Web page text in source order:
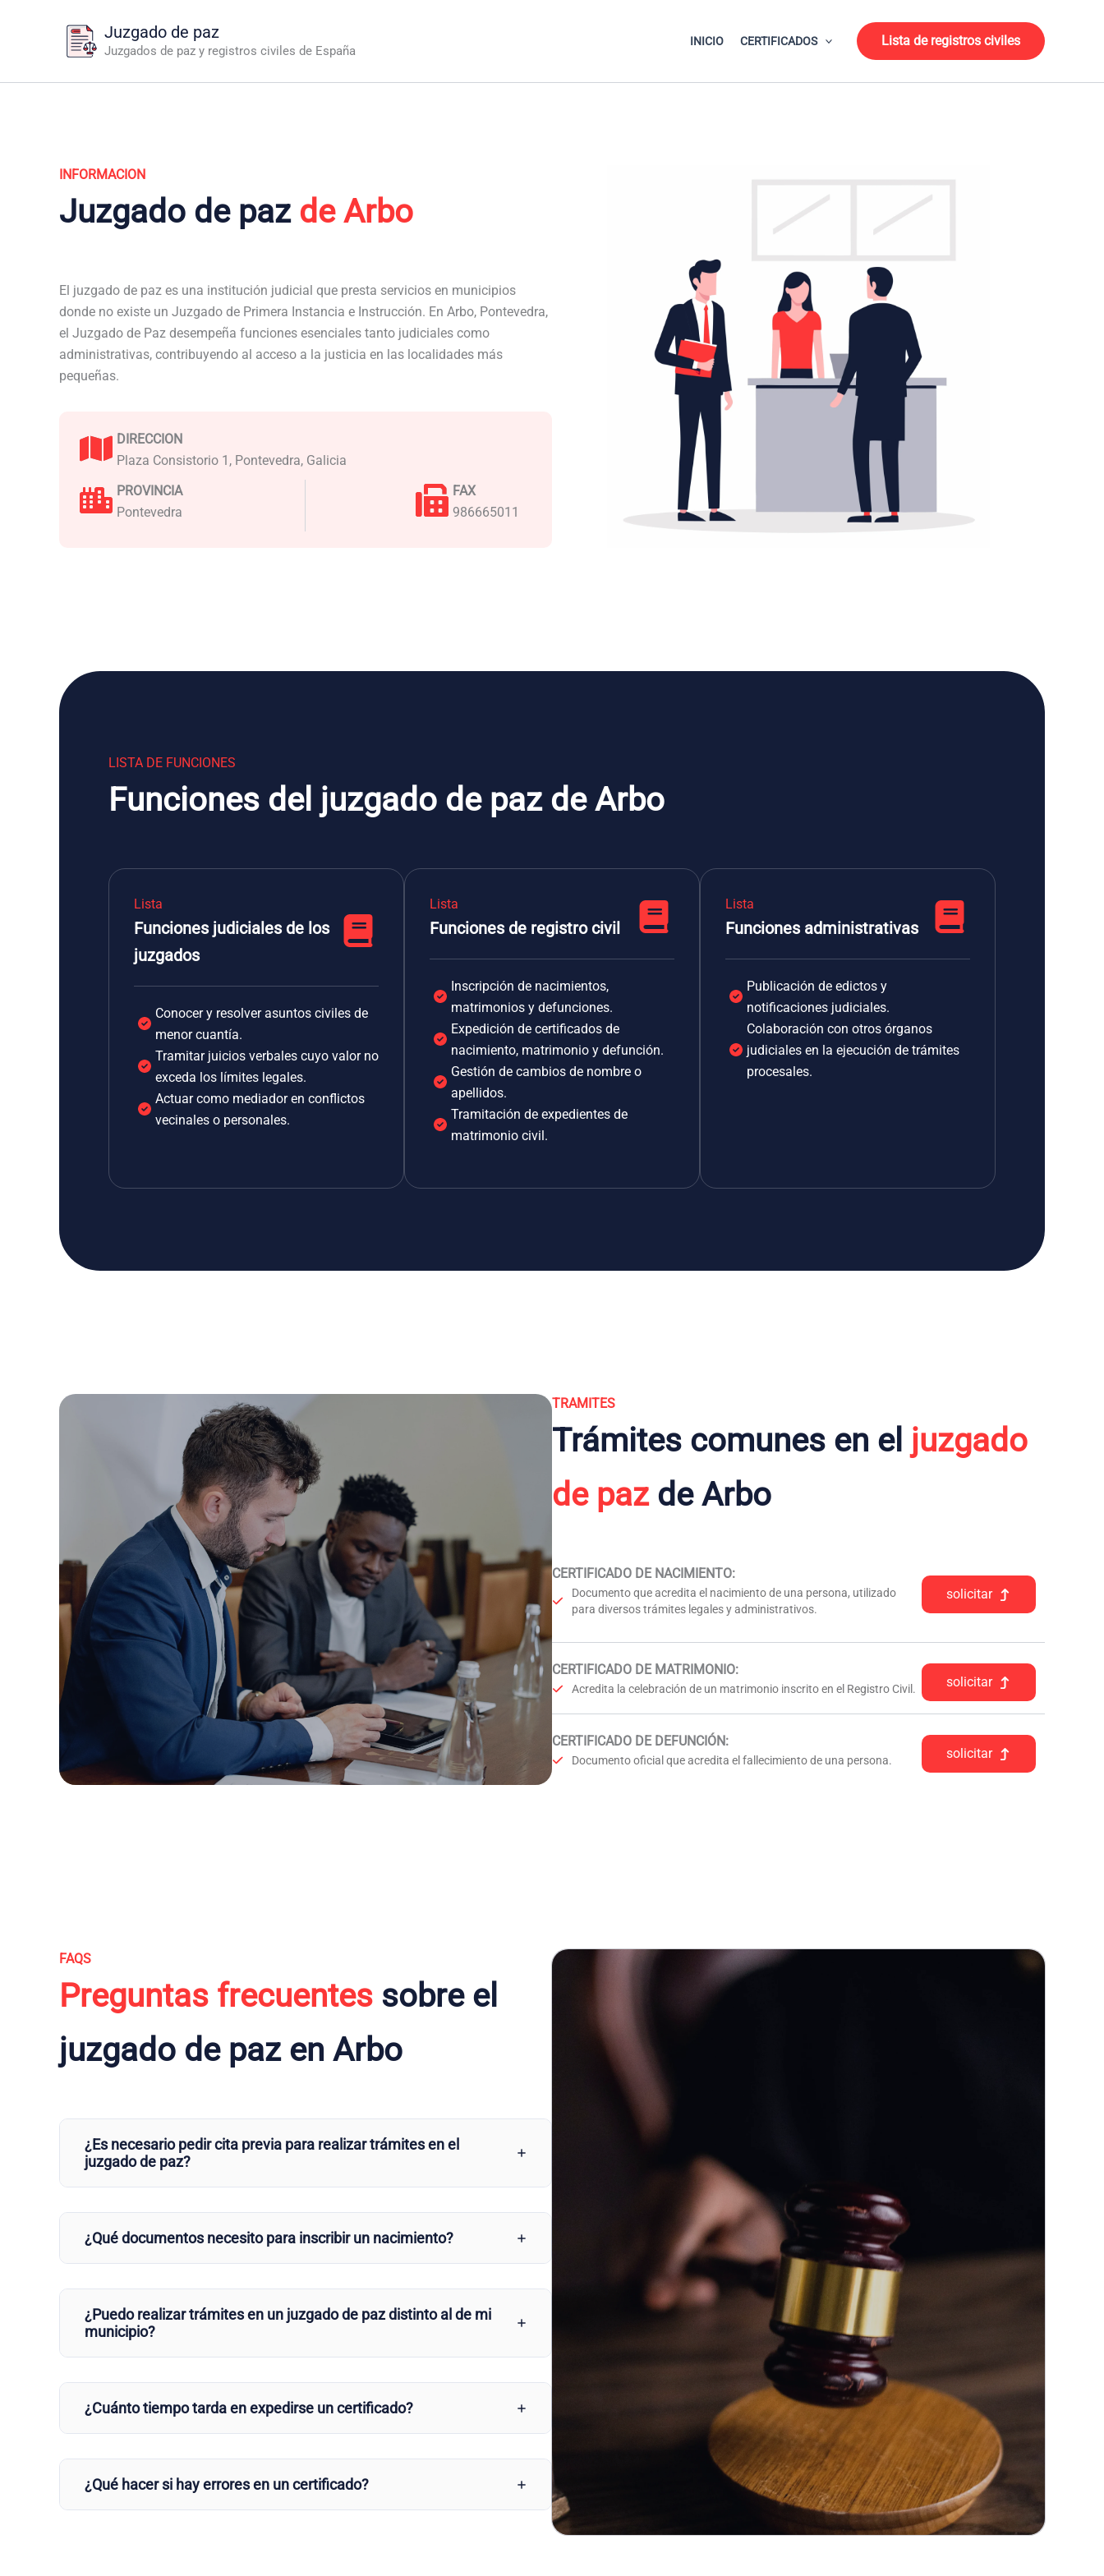
Juzgado de paz
Juzgados de paz y registros civiles de España
INICIO CERTIFICADOS Lista de registros civiles
INFORMACION
Juzgado de paz de Arbo
El juzgado de paz es una institución judicial que presta servicios en municipios
donde no existe un Juzgado de Primera Instancia e Instrucción. En Arbo, Pontevedra,
el Juzgado de Paz desempeña funciones esenciales tanto judiciales como
administrativas, contribuyendo al acceso a la justicia en las localidades más
pequeñas.
DIRECCION
Plaza Consistorio 1, Pontevedra, Galicia
PROVINCIA
Pontevedra
FAX
986665011
LISTA DE FUNCIONES
Funciones del juzgado de paz de Arbo
Lista
Funciones judiciales de los
juzgados
Conocer y resolver asuntos civiles de
menor cuantía.
Tramitar juicios verbales cuyo valor no
exceda los límites legales.
Actuar como mediador en conflictos
vecinales o personales.
Lista
Funciones de registro civil
Inscripción de nacimientos,
matrimonios y defunciones.
Expedición de certificados de
nacimiento, matrimonio y defunción.
Gestión de cambios de nombre o
apellidos.
Tramitación de expedientes de
matrimonio civil.
Lista
Funciones administrativas
Publicación de edictos y
notificaciones judiciales.
Colaboración con otros órganos
judiciales en la ejecución de trámites
procesales.
TRAMITES
Trámites comunes en el juzgado
de pazde Arbo
CERTIFICADO DE NACIMIENTO:
Documento que acredita el nacimiento de una persona, utilizado
para diversos trámites legales y administrativos.
solicitar
CERTIFICADO DE MATRIMONIO:
Acredita la celebración de un matrimonio inscrito en el Registro Civil. solicitar
CERTIFICADO DE DEFUNCIÓN:
Documento oficial que acredita el fallecimiento de una persona. solicitar
FAQS
Preguntas frecuentes sobre el
juzgado de paz en Arbo
¿Es necesario pedir cita previa para realizar trámites en el
juzgado de paz?
¿Qué documentos necesito para inscribir un nacimiento?
¿Puedo realizar trámites en un juzgado de paz distinto al de mi
municipio?
¿Cuánto tiempo tarda en expedirse un certificado?
¿Qué hacer si hay errores en un certificado?